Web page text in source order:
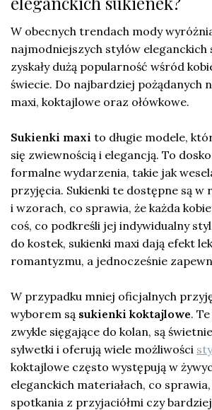
W obecnych trendach mody
najmodniejszych stylów eleganckich
zyskały dużą popularność wśród
świecie. Do najbardziej pożądanych
maxi, koktajlowe oraz ołówkowe.
Sukienki maxi to długie modele,
się zwiewnością i elegancją. To
formalne wydarzenia, takie jak
przyjęcia. Sukienki te dostępne są w
i wzorach, co sprawia, że każda
coś, co podkreśli jej indywidualny
do kostek, sukienki maxi dają efekt
romantyzmu, a jednocześnie
W przypadku mniej oficjalnych
wyborem są sukienki koktajlowe.
zwykle sięgające do kolan, są
sylwetki i oferują wiele możliwości
koktajlowe często występują w
eleganckich materiałach, co
spotkania z przyjaciółmi czy